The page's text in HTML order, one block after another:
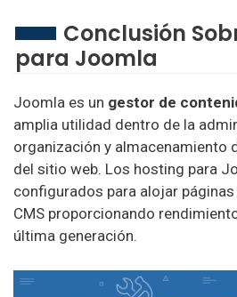
Conclusión
para Joomla
Joomla es un gestor de
amplia utilidad dentro de la
organización y almacenamiento
del sitio web. Los hosting para
configurados para alojar
CMS proporcionando
última generación.